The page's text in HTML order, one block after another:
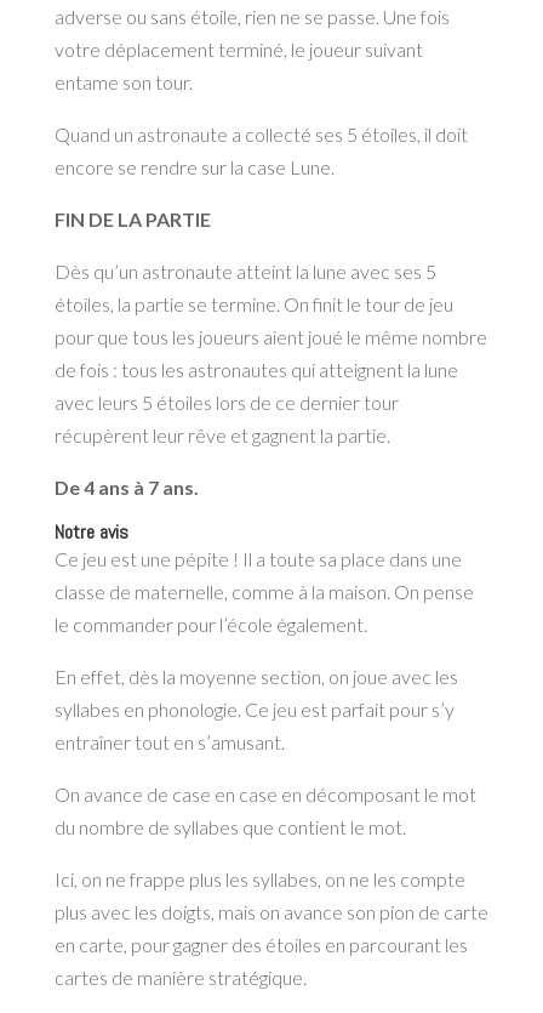
adverse ou sans étoile, rien ne se passe. Une fois
votre déplacement terminé, le joueur suivant
entame son tour.
Quand un astronaute a collecté ses 5 étoiles, il doit
encore se rendre sur la case Lune.
FIN DE LA PARTIE
Dès qu’un astronaute atteint la lune avec ses 5
étoiles, la partie se termine. On finit le tour de jeu
pour que tous les joueurs aient joué le même nombre
de fois : tous les astronautes qui atteignent la lune
avec leurs 5 étoiles lors de ce dernier tour
récupèrent leur rêve et gagnent la partie.
De 4 ans à 7 ans.
Notre avis
Ce jeu est une pépite ! Il a toute sa place dans une
classe de maternelle, comme à la maison. On pense
le commander pour l’école également.
En effet, dès la moyenne section, on joue avec les
syllabes en phonologie. Ce jeu est parfait pour s’y
entraîner tout en s’amusant.
On avance de case en case en décomposant le mot
du nombre de syllabes que contient le mot.
Ici, on ne frappe plus les syllabes, on ne les compte
plus avec les doigts, mais on avance son pion de carte
en carte, pour gagner des étoiles en parcourant les
cartes de manière stratégique.